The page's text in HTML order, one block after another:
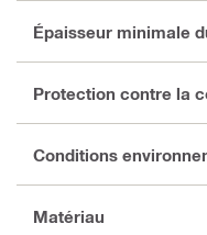
Épaisseur minimale
Protection contre la
Conditions
Matériau